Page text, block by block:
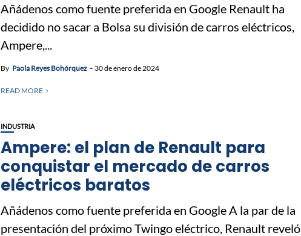
Añádenos como fuente preferida en Google Renault ha
decidido no sacar a Bolsa su división de carros eléctricos,
Ampere,...
By Paola Reyes Bohórquez 30 de enero de 2024
READ MORE
INDUSTRIA
Ampere: el plan de Renault para
conquistar el mercado de carros
eléctricos baratos
Añádenos como fuente preferida en Google A la par de la
presentación del próximo Twingo eléctrico, Renault reveló